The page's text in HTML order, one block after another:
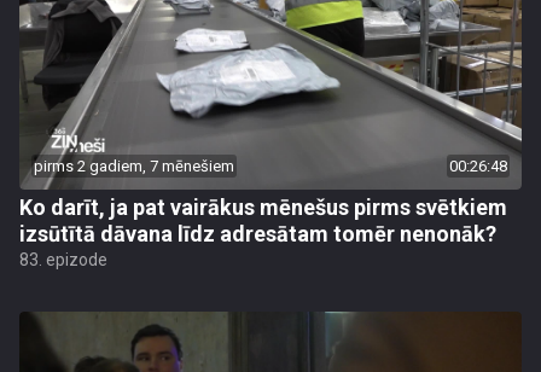
pirms 2 gadiem, 7 mēnešiem 00:26:48
Ko darīt, ja pat vairākus mēnešus pirms svētkiem
izsūtītā dāvana līdz adresātam tomēr nenonāk?
83. epizode